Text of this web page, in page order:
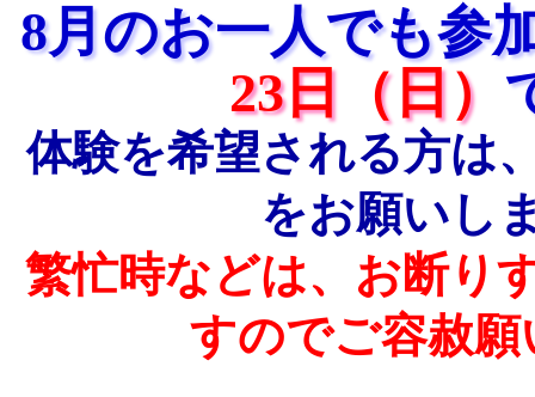
8月のお一人でも参
23日（日）
体験を希望される方は
をお願いし
繁忙時などは、お断り
すのでご容赦